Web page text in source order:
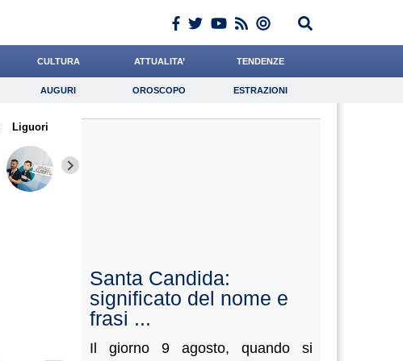
CULTURA ATTUALITA’ TENDENZE
Auguri Oroscopo Estrazioni
Giornalista
AUGURI OROSCOPO ESTRAZIONI
Liguori
Santa Candida:
significato del nome e
frasi ...
Il giorno 9 agosto, quando si